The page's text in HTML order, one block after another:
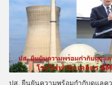
ปส. ยืนยันความพร้อมกำกับดูแลค